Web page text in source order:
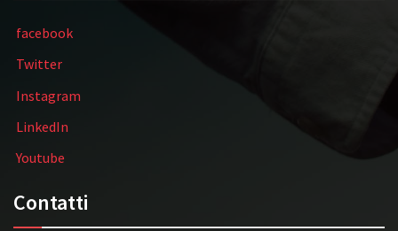
facebook
Twitter
Instagram
LinkedIn
Youtube
Contatti